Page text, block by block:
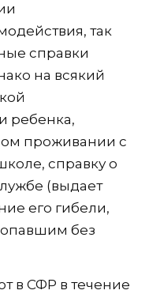
так
справки
на всякий
ребенка,
проживании с
справку о
(выдает
его гибели,
без
в СФР в течение